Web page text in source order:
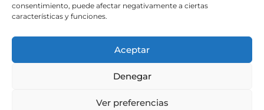
consentimiento, puede afectar negativamente a ciertas
características y funciones.
Aceptar
Denegar
Ver preferencias
Copyright © Reformas Jomi Fernández | Todos los Derechos